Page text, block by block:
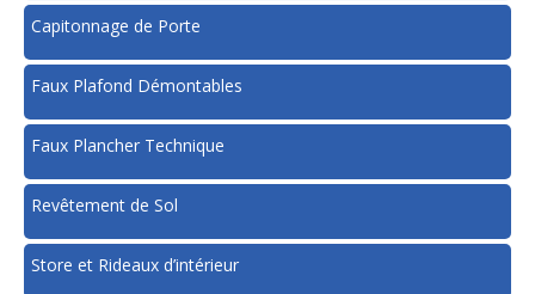
Capitonnage de Porte
Faux Plafond Démontables
Faux Plancher Technique
Revêtement de Sol
Store et Rideaux d’intérieur